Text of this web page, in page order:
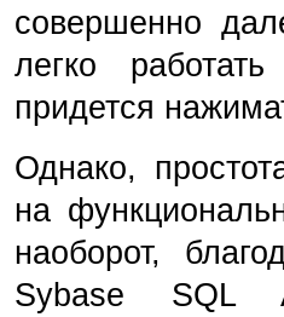
совершенно
легко
придется
Однако,
на
наоборот,
Sybase SQL